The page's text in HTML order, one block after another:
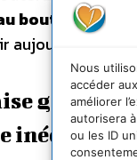
Nous
accéder
améliorer
autorisera
ou les ID
bout de leur
gestion
inédite